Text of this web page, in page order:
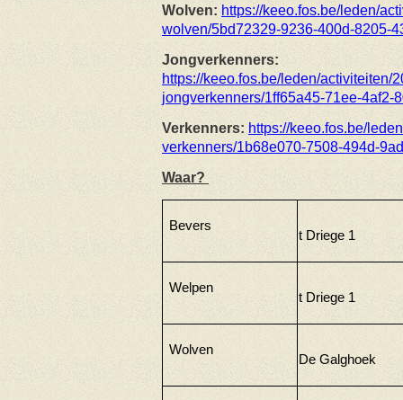
Wolven: https://keeo.fos.be/leden/
wolven/5bd72329-9236-400d-8205-
Jongverkenners:
https://keeo.fos.be/leden/activiteiten/
jongverkenners/1ff65a45-71ee-4af2-
Verkenners: https://keeo.fos.be/
verkenners/1b68e070-7508-494d-
Waar?
Bevers
t Driege 1
Welpen
t Driege 1
Wolven
De Galghoek